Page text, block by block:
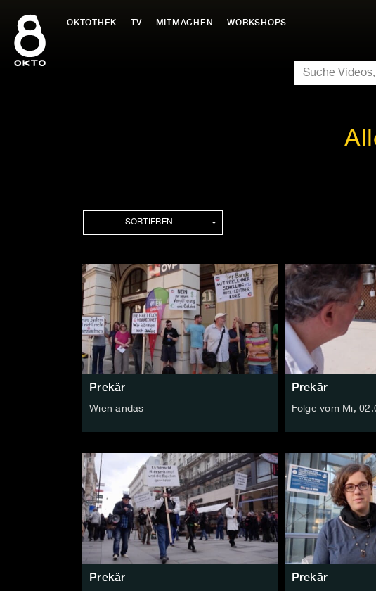
Inhalt
springen
OKTOTHEK TV MITMACHEN WORKSHOPS
SUCHE
Folgen
SORTIEREN
Prekär
Wien andas
Prekär
Folge vom Mi,
Prekär Prekär